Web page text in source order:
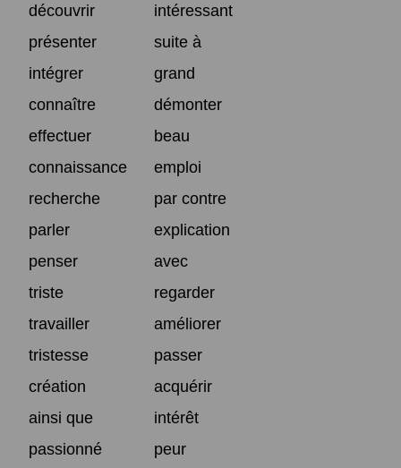
découvrir
intéressant
présenter
suite à
intégrer
grand
connaître
démonter
effectuer
beau
connaissance
emploi
recherche
par contre
parler
explication
penser
avec
triste
regarder
travailler
améliorer
tristesse
passer
création
acquérir
ainsi que
intérêt
passionné
peur